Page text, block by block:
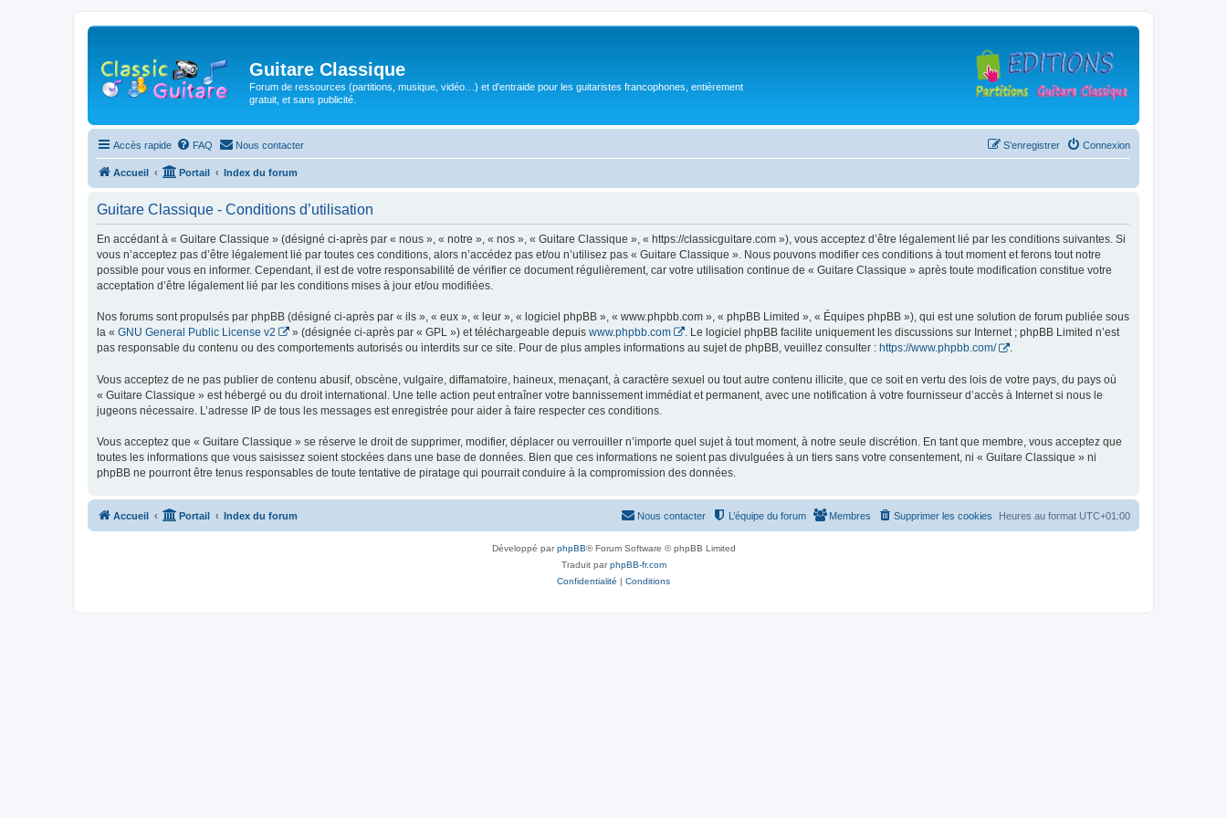
Guitare Classique
Forum de ressources (partitions, musique, vidéo…) et d'entraide pour les guitaristes francophones, entièrement
gratuit, et sans publicité.
Accès rapide FAQ Nous contacter Connexion
S’enregistrer
Accueil Portail Index du forum
Guitare Classique - Conditions d’utilisation
En accédant à « Guitare Classique » (désigné ci-après par « nous », « notre », « nos », « Guitare Classique », « https://classicguitare.com »), vous acceptez d’être légalement lié par les conditions suivantes. Si
vous n’acceptez pas d’être légalement lié par toutes ces conditions, alors n’accédez pas et/ou n’utilisez pas « Guitare Classique ». Nous pouvons modifier ces conditions à tout moment et ferons tout notre
possible pour vous en informer. Cependant, il est de votre responsabilité de vérifier ce document régulièrement, car votre utilisation continue de « Guitare Classique » après toute modification constitue votre
acceptation d’être légalement lié par les conditions mises à jour et/ou modifiées.
Nos forums sont propulsés par phpBB (désigné ci-après par « ils », « eux », « leur », « logiciel phpBB », « www.phpbb.com », « phpBB Limited », « Équipes phpBB »), qui est une solution de forum publiée sous
la « GNU General Public License v2 » (désignée ci-après par « GPL ») et téléchargeable depuis www.phpbb.com
. Le logiciel phpBB facilite uniquement les discussions sur Internet ; phpBB Limited n’est
pas responsable du contenu ou des comportements autorisés ou interdits sur ce site. Pour de plus amples informations au sujet de phpBB, veuillez consulter : https://www.phpbb.com/ .
Vous acceptez de ne pas publier de contenu abusif, obscène, vulgaire, diffamatoire, haineux, menaçant, à caractère sexuel ou tout autre contenu illicite, que ce soit en vertu des lois de votre pays, du pays où
« Guitare Classique » est hébergé ou du droit international. Une telle action peut entraîner votre bannissement immédiat et permanent, avec une notification à votre fournisseur d’accès à Internet si nous le
jugeons nécessaire. L’adresse IP de tous les messages est enregistrée pour aider à faire respecter ces conditions.
Vous acceptez que « Guitare Classique » se réserve le droit de supprimer, modifier, déplacer ou verrouiller n’importe quel sujet à tout moment, à notre seule discrétion. En tant que membre, vous acceptez que
toutes les informations que vous saisissez soient stockées dans une base de données. Bien que ces informations ne soient pas divulguées à un tiers sans votre consentement, ni « Guitare Classique » ni
phpBB ne pourront être tenus responsables de toute tentative de piratage qui pourrait conduire à la compromission des données.
Accueil Portail Index du forum Heures au format UTC+01:00
Supprimer les cookies
Membres
L’équipe du forum
Nous contacter
Développé parphpBB® Forum Software © phpBB Limited
Traduit parphpBB-fr.com
Confidentialité | Conditions